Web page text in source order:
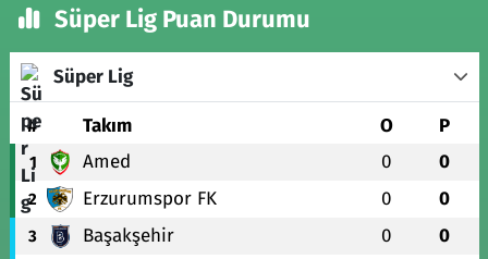
Süper Lig Puan Durumu
Süper Lig
# Takım O P
1 Amed 0 0
2 Erzurumspor FK 0 0
3 Başakşehir 0 0